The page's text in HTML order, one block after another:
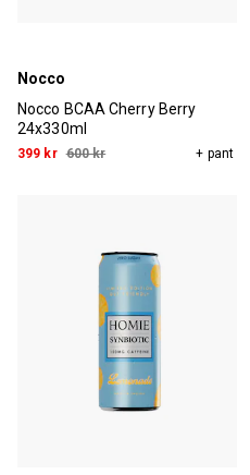
Nocco
Nocco BCAA Cherry Berry
24x330ml
399 kr 600 kr + pant